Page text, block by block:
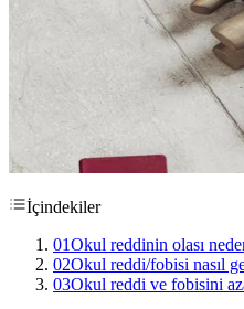
İçindekiler
01Okul reddinin olası
02Okul reddi/fobisi nasıl
03Okul reddi ve fobisini